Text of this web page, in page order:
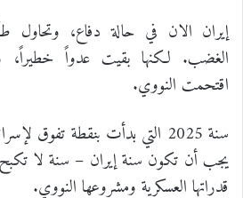
إيران الان في حالة دفاع، وتحاول
الغضب. لكنها بقيت عدواً خطيراً،
اقتحمت النووي.
سنة 2025 التي بدأت بنقطة تفوق
يجب أن تكون سنة إيران – سنة لا تكبح
قدراتها العسكرية ومشروعها النووي.